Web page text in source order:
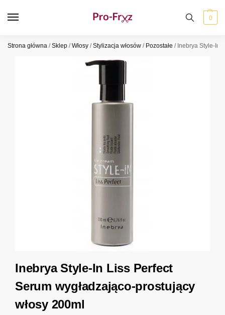
0
Strona główna /Sklep /Włosy /Stylizacja włosów / Pozostałe / Inebrya Style-In
Inebrya Style-In Liss Perfect
Serum wygładzająco-prostujący
włosy 200ml